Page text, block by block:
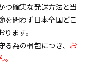
つ確実な発送方法と当
を問わず日本全国どこ
ます。
為の梱包につき、 お